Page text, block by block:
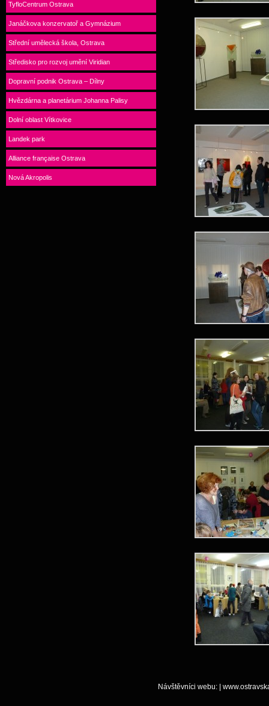
TyfloCentrum Ostrava
Janáčkova konzervatoř a Gymnázium
Střední umělecká škola, Ostrava
Středisko pro rozvoj umění Viridian
Dopravní podnik Ostrava – Dílny
Hvězdárna a planetárium Johanna Palisy
Dolní oblast Vítkovice
Landek park
Alliance française Ostrava
Nová Akropolis
Návštěvníci webu: |